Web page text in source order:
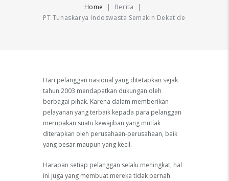
Home
Berita
PT Tunaskarya Indoswasta Semakin Dekat dengan...
Hari pelanggan nasional yang ditetapkan sejak
tahun 2003 mendapatkan dukungan oleh
berbagai pihak. Karena dalam memberikan
pelayanan yang terbaik kepada para pelanggan
merupakan suatu kewajiban yang mutlak
diterapkan oleh perusahaan-perusahaan, baik
yang besar maupun yang kecil.
Harapan setiap pelanggan selalu meningkat, hal
ini juga yang membuat mereka tidak pernah